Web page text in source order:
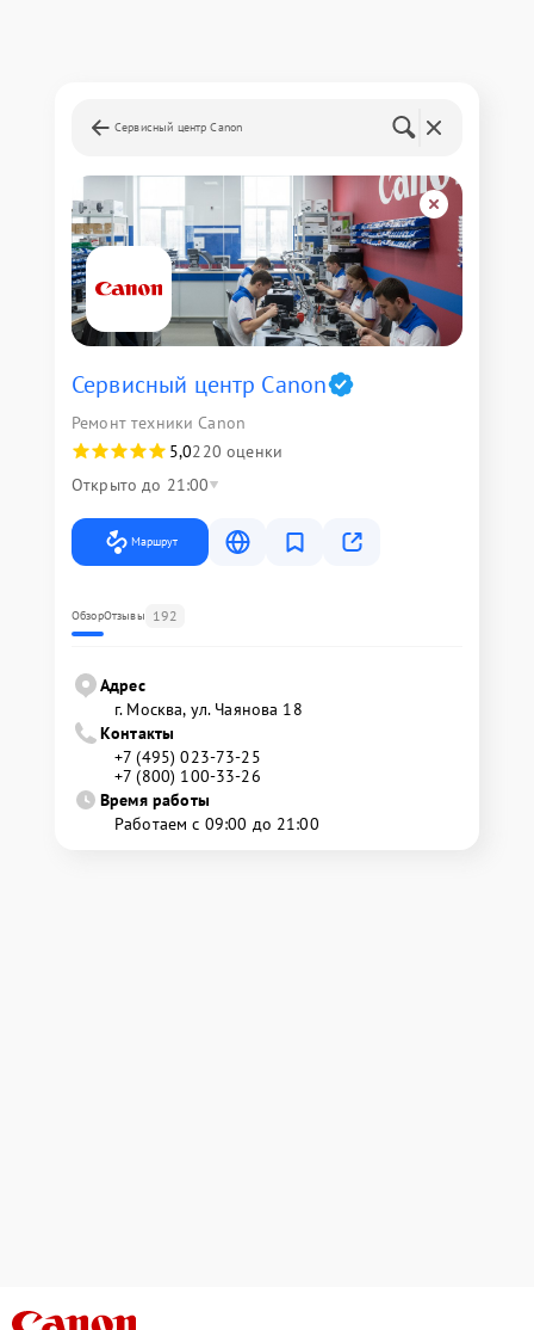
Сервисный центр Canon
Сервисный центр Canon
Ремонт техники Canon
5,0220 оценки
Открыто до 21:00
Маршрут
ОбзорОтзывы 192
Адрес
г. Москва, ул. Чаянова 18
Контакты
+7 (495) 023-73-25
+7 (800) 100-33-26
Время работы
Работаем с 09:00 до 21:00